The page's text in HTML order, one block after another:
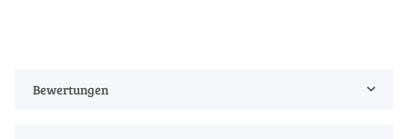
Bewertungen